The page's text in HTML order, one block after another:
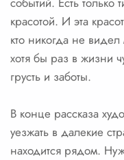
красотой. И эта
кто никогда не
хотя бы раз в жизни
грусть и заботы.
В конце рассказа
уезжать в далекие
находится рядом.